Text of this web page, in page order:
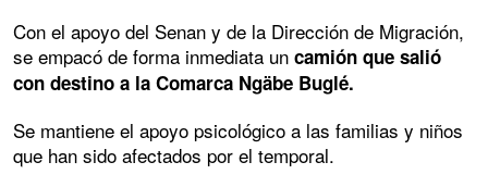
Con el apoyo del Senan y de la Dirección de Migración,
se empacó de forma inmediata un camión que salió
con destino a la Comarca Ngäbe Buglé.
Se mantiene el apoyo psicológico a las familias y niños
que han sido afectados por el temporal.